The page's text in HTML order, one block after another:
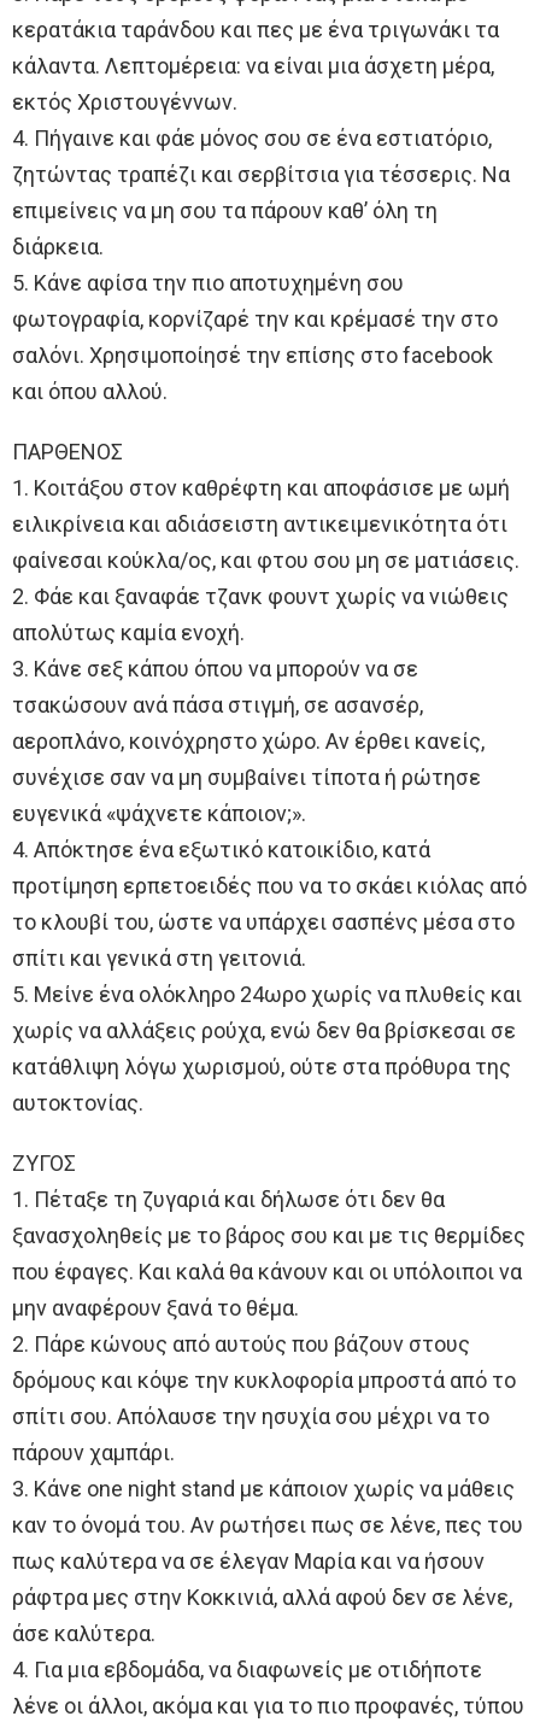
κερατάκια ταράνδου και πες με ένα τριγωνάκι τα
κάλαντα. Λεπτομέρεια: να είναι μια άσχετη μέρα,
εκτός Χριστουγέννων.
4. Πήγαινε και φάε μόνος σου σε ένα εστιατόριο,
ζητώντας τραπέζι και σερβίτσια για τέσσερις. Να
επιμείνεις να μη σου τα πάρουν καθ’ όλη τη
διάρκεια.
5. Κάνε αφίσα την πιο αποτυχημένη σου
φωτογραφία, κορνίζαρέ την και κρέμασέ την στο
σαλόνι. Χρησιμοποίησέ την επίσης στο facebook
και όπου αλλού.
ΠΑΡΘΕΝΟΣ
1. Κοιτάξου στον καθρέφτη και αποφάσισε με ωμή
ειλικρίνεια και αδιάσειστη αντικειμενικότητα ότι
φαίνεσαι κούκλα/ος, και φτου σου μη σε ματιάσεις.
2. Φάε και ξαναφάε τζανκ φουντ χωρίς να νιώθεις
απολύτως καμία ενοχή.
3. Κάνε σεξ κάπου όπου να μπορούν να σε
τσακώσουν ανά πάσα στιγμή, σε ασανσέρ,
αεροπλάνο, κοινόχρηστο χώρο. Αν έρθει κανείς,
συνέχισε σαν να μη συμβαίνει τίποτα ή ρώτησε
ευγενικά «ψάχνετε κάποιον;».
4. Απόκτησε ένα εξωτικό κατοικίδιο, κατά
προτίμηση ερπετοειδές που να το σκάει κιόλας από
το κλουβί του, ώστε να υπάρχει σασπένς μέσα στο
σπίτι και γενικά στη γειτονιά.
5. Μείνε ένα ολόκληρο 24ωρο χωρίς να πλυθείς και
χωρίς να αλλάξεις ρούχα, ενώ δεν θα βρίσκεσαι σε
κατάθλιψη λόγω χωρισμού, ούτε στα πρόθυρα της
αυτοκτονίας.
ΖΥΓΟΣ
1. Πέταξε τη ζυγαριά και δήλωσε ότι δεν θα
ξανασχοληθείς με το βάρος σου και με τις θερμίδες
που έφαγες. Και καλά θα κάνουν και οι υπόλοιποι να
μην αναφέρουν ξανά το θέμα.
2. Πάρε κώνους από αυτούς που βάζουν στους
δρόμους και κόψε την κυκλοφορία μπροστά από το
σπίτι σου. Απόλαυσε την ησυχία σου μέχρι να το
πάρουν χαμπάρι.
3. Κάνε one night stand με κάποιον χωρίς να μάθεις
καν το όνομά του. Αν ρωτήσει πως σε λένε, πες του
πως καλύτερα να σε έλεγαν Μαρία και να ήσουν
ράφτρα μες στην Κοκκινιά, αλλά αφού δεν σε λένε,
άσε καλύτερα.
4. Για μια εβδομάδα, να διαφωνείς με οτιδήποτε
λένε οι άλλοι, ακόμα και για το πιο προφανές, τύπου